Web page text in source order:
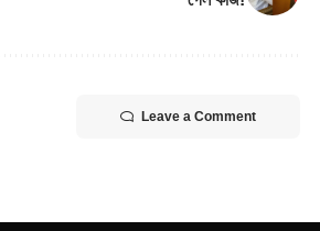
Leave a Comment